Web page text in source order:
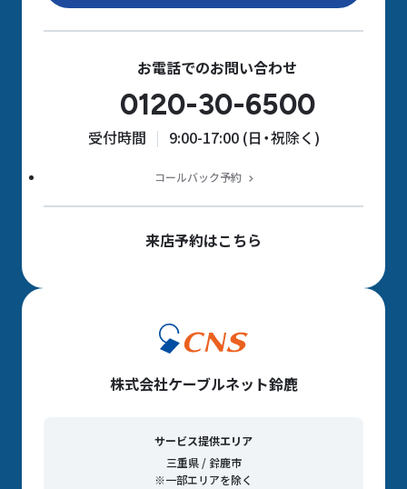
お電話でのお問い合わせ
0120-30-6500
受付時間 9:00-17:00 (日・祝除く)
コールバック予約
来店予約はこちら
株式会社ケーブルネット鈴鹿
サービス提供エリア
三重県 / 鈴鹿市
※一部エリアを除く